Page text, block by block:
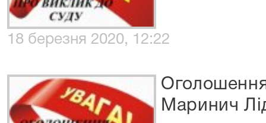
18 березня 2020, 12:22
Маринич